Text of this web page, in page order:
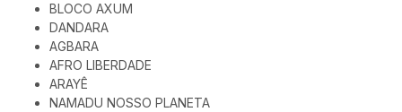
BLOCO AXUM
DANDARA
AGBARA
AFRO LIBERDADE
ARAYÊ
NAMADU NOSSO PLANETA